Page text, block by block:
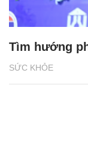
SỨC KHỎE
Tìm hướng